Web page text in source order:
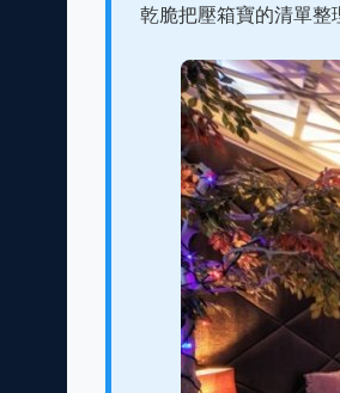
乾脆把壓箱寶的清單整